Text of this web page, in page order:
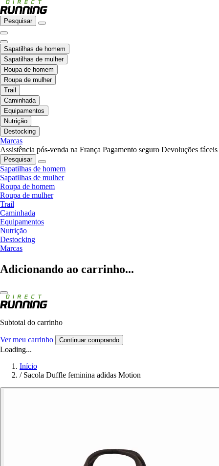
Pesquisar
Sapatilhas de homem
Sapatilhas de mulher
Roupa de homem
Roupa de mulher
Trail
Caminhada
Equipamentos
Nutrição
Destocking
Marcas
Assistência pós-venda na França Pagamento seguro Devoluções fáceis
Pesquisar
Sapatilhas de homem
Sapatilhas de mulher
Roupa de homem
Roupa de mulher
Trail
Caminhada
Equipamentos
Nutrição
Destocking
Marcas
Adicionando ao carrinho...
Subtotal do carrinho
Ver meu carrinho Continuar comprando
Loading...
Início
/ Sacola Duffle feminina adidas Motion